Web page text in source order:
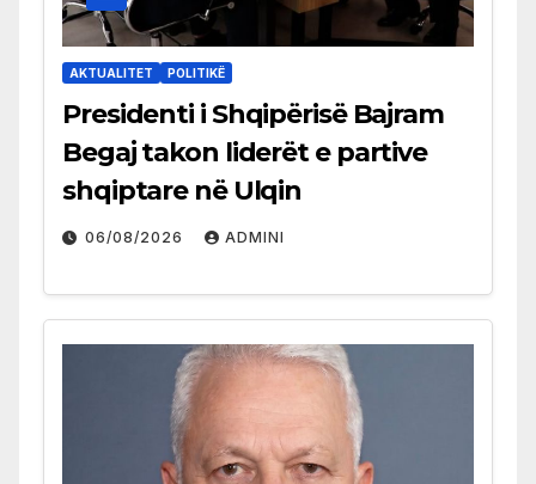
AKTUALITET POLITIKË
Presidenti i Shqipërisë Bajram
Begaj takon liderët e partive
shqiptare në Ulqin
06/08/2026 ADMINI